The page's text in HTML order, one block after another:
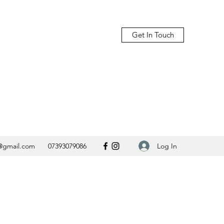
Get In Touch
07393079086 Log In